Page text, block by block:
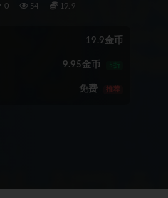
0 54 19.9
19.9金币
9.95金币 5折
免费 推荐